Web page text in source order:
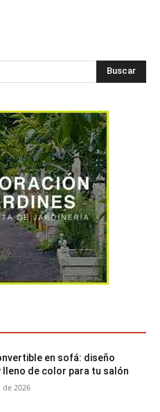
Buscar
en sofá: diseño
lleno de color para tu salón
de 2026